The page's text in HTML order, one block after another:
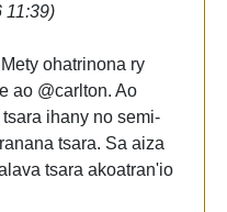
11:39)
ohatrinona ry
ao @carlton. Ao
ihany no semi-
tsara. Sa aiza
tsara akoatran'io